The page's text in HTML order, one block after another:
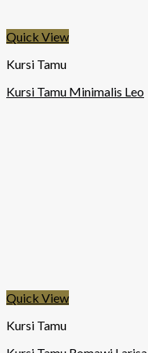
Quick View
Kursi Tamu
Kursi Tamu Minimalis Leo
Quick View
Kursi Tamu